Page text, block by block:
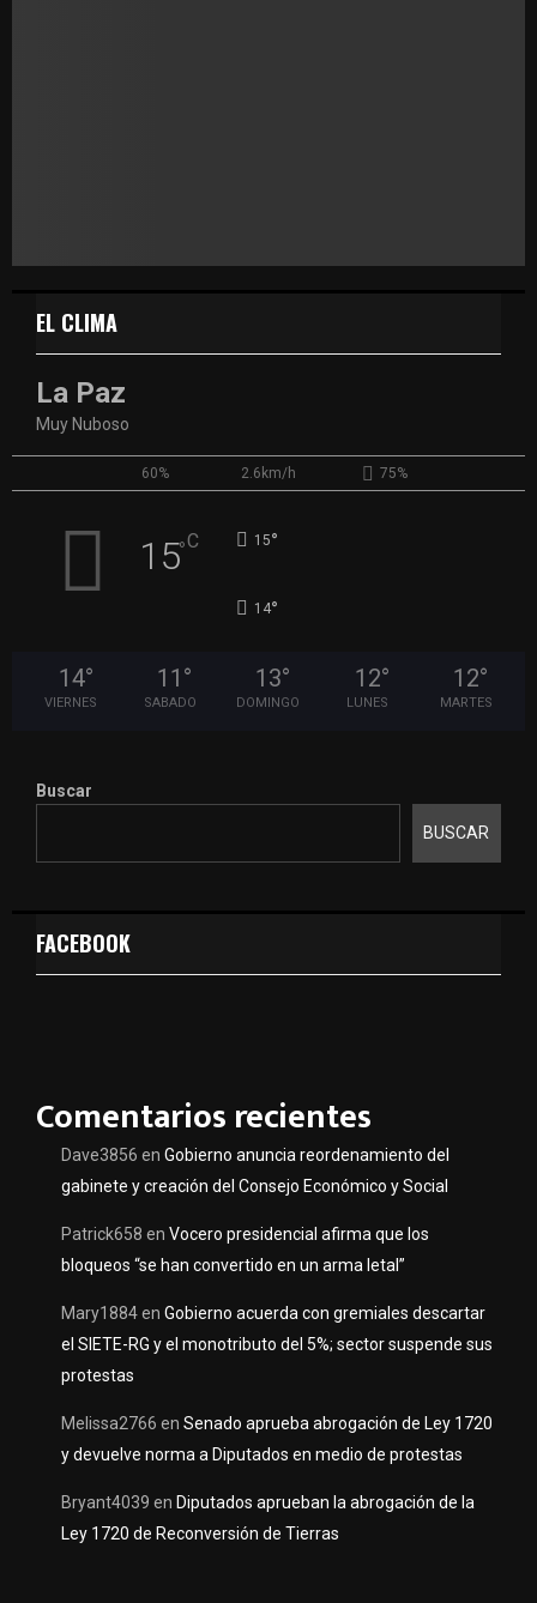
EL CLIMA
La Paz
Muy Nuboso
60% 2.6km/h 75%
15°C 15°
14°
14°
VIERNES
11 °
SABADO
13°
DOMINGO
12°
LUNES
12°
MARTES
Buscar
BUSCAR
FACEBOOK
Comentarios recientes
Dave3856 en Gobierno anuncia reordenamiento del
gabinete y creación del Consejo Económico y Social
Patrick658 en Vocero presidencial afirma que los
bloqueos “se han convertido en un arma letal”
Mary1884en Gobierno acuerda con gremiales descartar
el SIETE-RG y el monotributo del 5%; sector suspende sus
protestas
Melissa2766 en Senado aprueba abrogación de Ley 1720
y devuelve norma a Diputados en medio de protestas
Bryant4039 en Diputados aprueban la abrogación de la
Ley 1720 de Reconversión de Tierras